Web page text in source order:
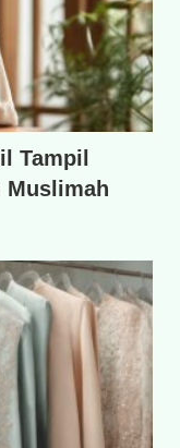
Tampil
Muslimah